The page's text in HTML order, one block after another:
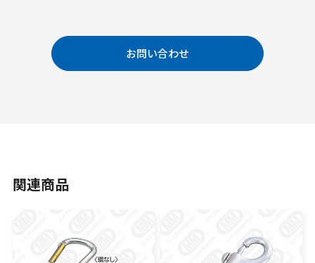
お問い合わせ
関連商品